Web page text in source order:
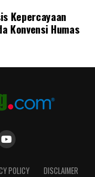
Kepercayaan
Konvensi Humas
POLICY DISCLAIMER